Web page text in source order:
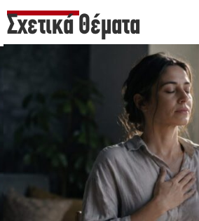
Σχετικά Θέματα